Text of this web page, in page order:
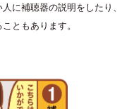
に補聴器の説明をしたり、
ともあります。